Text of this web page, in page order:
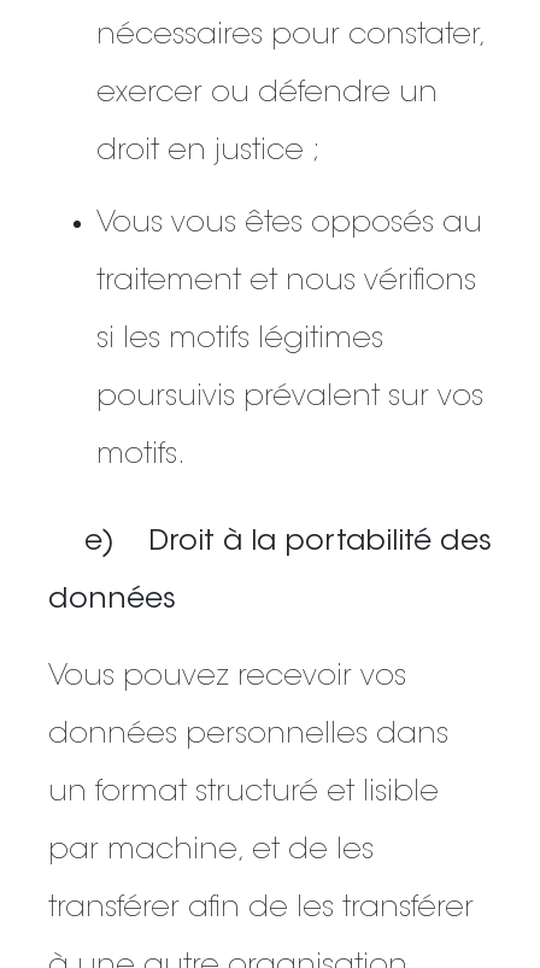
nécessaires pour constater,
exercer ou défendre un
droit en justice ;
Vous vous êtes opposés au
traitement et nous vérifions
si les motifs légitimes
poursuivis prévalent sur vos
motifs.
e) Droit à la portabilité des
données
Vous pouvez recevoir vos
données personnelles dans
un format structuré et lisible
par machine, et de les
transférer afin de les transférer